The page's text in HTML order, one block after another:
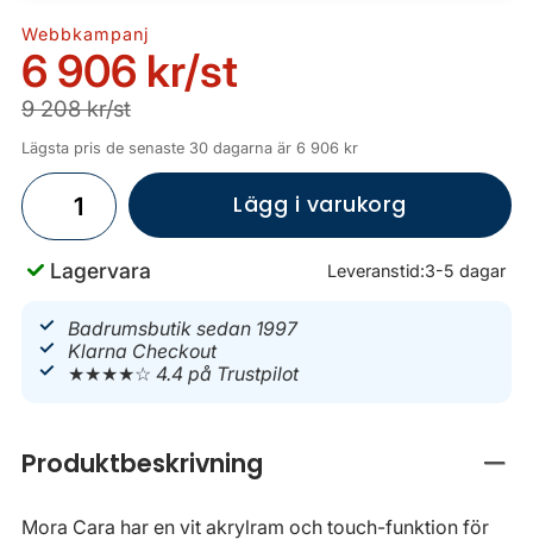
Webbkampanj
6 906 kr/st
9 208 kr/st
Lägsta pris de senaste 30 dagarna är 6 906 kr
Lägg i varukorg
Lagervara Leveranstid:3-5 dagar
Badrumsbutik sedan 1997
Klarna Checkout
★★★★☆4.4 på Trustpilot
Produktbeskrivning
Mora Cara har en vit akrylram och touch-funktion för